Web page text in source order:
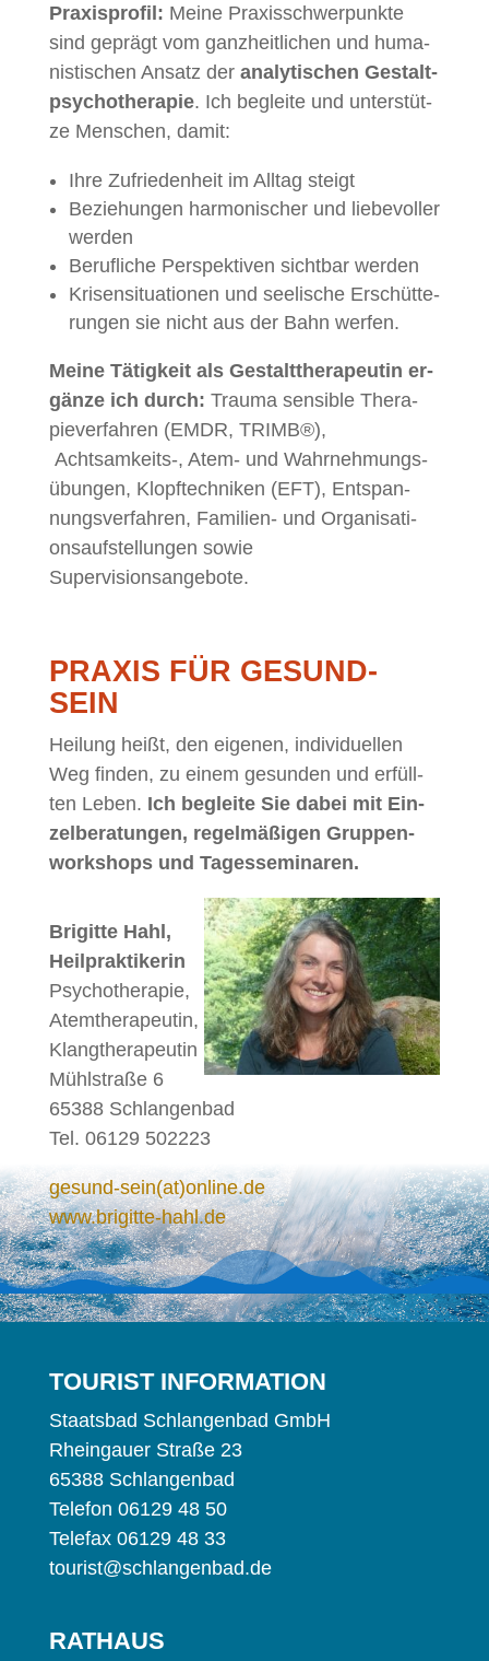
Pra­xis­pro­fil: Mei­ne Pra­xis­schwer­punk­te
sind ge­prägt vom ganz­heit­li­chen und hu­ma­
nis­ti­schen An­satz der ana­ly­ti­schen Ge­stalt­
psy­cho­the­ra­pie. Ich be­glei­te und un­ter­stüt­
ze Men­schen, damit:
Ihre Zu­frie­den­heit im All­tag steigt
Be­zie­hun­gen har­mo­ni­scher und lie­be­vol­ler
werden
Be­ruf­li­che Per­spek­ti­ven sicht­bar werden
Kri­sen­si­tua­tio­nen und see­li­sche Er­schüt­te­
run­gen sie nicht aus der Bahn werfen.
Mei­ne Tä­tig­keit als Ge­stalt­the­ra­peu­tin er­
gän­ze ich durch: Trau­ma sen­si­ble The­ra­
pie­ver­fah­ren (EMDR, TRIMB®),
Achtsamkeits‑, Atem- und Wahr­neh­mungs­
übun­gen, Klopf­tech­ni­ken (EFT), Ent­span­
nungs­ver­fah­ren, Fa­mi­li­en- und Or­ga­ni­sa­ti­
ons­auf­stel­lun­gen so­wie
Supervisionsangebote.
PRA­XIS FÜR GESUND-
SEIN
Hei­lung heißt, den ei­ge­nen, in­di­vi­du­el­len
Weg fin­den, zu ei­nem ge­sun­den und er­füll­
ten Le­ben. Ich be­glei­te Sie da­bei mit Ein­
zel­be­ra­tun­gen, re­gel­mä­ßi­gen Grup­pen­
work­shops und Tagesseminaren.
Bri­git­te Hahl,
Heil­prak­ti­ke­rin
Psy­cho­the­ra­pie,
Atem­the­ra­peu­tin,
Klang­the­ra­peu­tin
Mühl­stra­ße 6
65388 Schlan­gen­bad
Tel. 06129 502223
gesund-sein(at)online.de
www.brigitte-hahl.de
TOU­RIST INFORMATION
Staats­bad Schlan­gen­bad GmbH
Rhein­gau­er Stra­ße 23
65388 Schlangenbad
Te­le­fon 06129 48 50
Te­le­fax 06129 48 33
tourist@schlangenbad.de
RAT­HAUS